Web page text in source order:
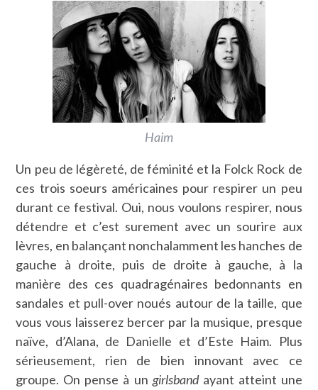
Haim
Un peu de légèreté, de féminité et la Folck Rock de
ces trois soeurs américaines pour respirer un peu
durant ce festival. Oui, nous voulons respirer, nous
détendre et c’est surement avec un sourire aux
lèvres, en balançant nonchalamment les hanches de
gauche à droite, puis de droite à gauche, à la
manière des ces quadragénaires bedonnants en
sandales et pull-over noués autour de la taille, que
vous vous laisserez bercer par la musique, presque
naïve, d’Alana, de Danielle et d’Este Haim. Plus
sérieusement, rien de bien innovant avec ce
groupe. On pense à un girlsband ayant atteint une